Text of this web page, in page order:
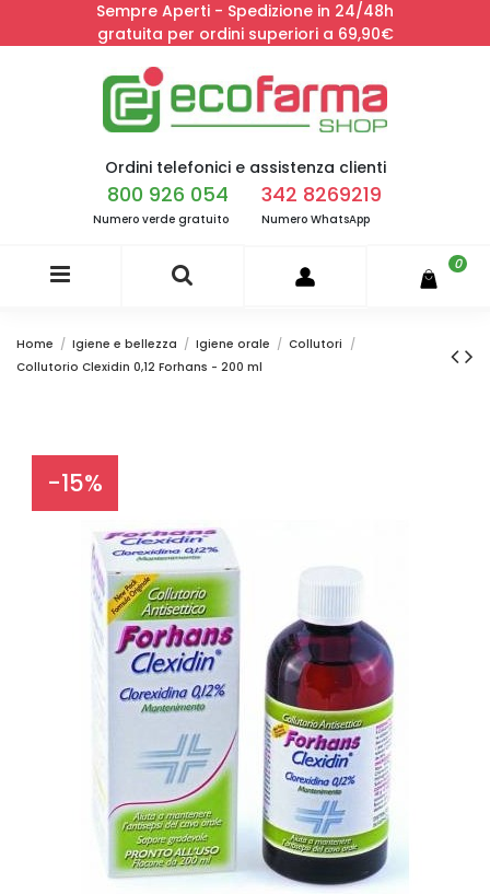
Sempre Aperti - Spedizione in 24/48h
gratuita per ordini superiori a 69,90€
Ordini telefonici e assistenza clienti
800 926 054
Numero verde gratuito
342 8269219
Numero WhatsApp
0
Home Igiene e bellezza Igiene orale
Collutori
Collutorio Clexidin 0,12 Forhans - 200 ml
-15%